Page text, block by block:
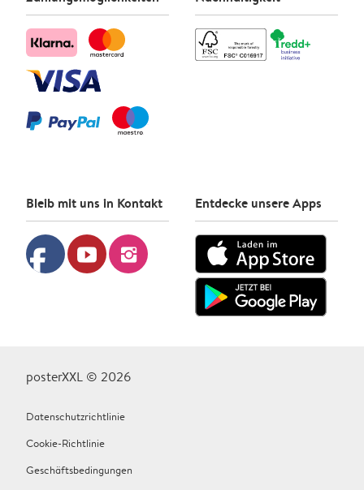
Bleib mit uns in Kontakt
facebook youtube instagram
Entdecke unsere Apps
posterXXL © 2026
Datenschutzrichtlinie
Cookie-Richtlinie
Geschäftsbedingungen